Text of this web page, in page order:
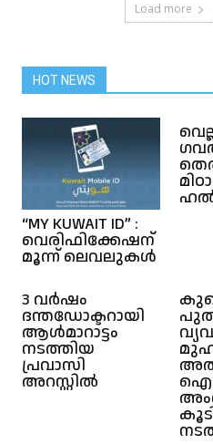
Load more
HOT NEWS
“MY KUWAIT ID” :
വെരിഫിക്കേഷന്
മൂന്ന് ലെവലുകൾ
3 വർഷം
ദന്തഡോക്ടറായി
ആൾമാറാട്ടം
നടത്തിയ
പ്രവാസി
അറസ്റ്റിൽ